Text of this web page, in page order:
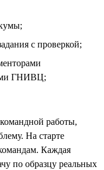
с проверкой;
ГНИВЦ;
работы,
На старте
Каждая
по образцу реальных